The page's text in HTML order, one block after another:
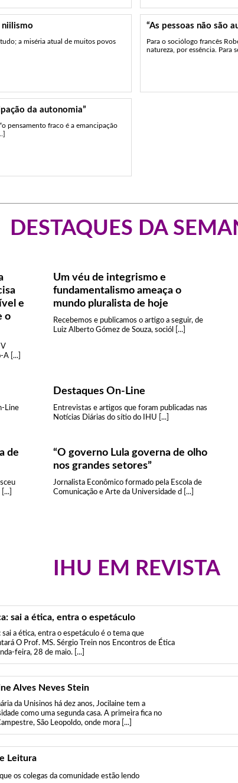
a miséria atual de muitos povos
“As pessoas não são
Para o sociólogo francês
natureza, por essência. Para
da autonomia”
pensamento fraco é a emancipação
DESTAQUES DA
e
o
[...]
Um véu de integrismo e
fundamentalismo ameaça o
mundo pluralista de hoje
Recebemos e publicamos o artigo a seguir, de
Luiz Alberto Gómez de Souza, sociól [...]
Line
Destaques On-Line
Entrevistas e artigos que foram publicadas nas
Notícias Diárias do sítio do IHU [...]
de
“O governo Lula governa de olho
nos grandes setores”
Jornalista Econômico formado pela Escola de
Comunicação e Arte da Universidade d [...]
IHU EM REVISTA
sai a ética, entra o espetáculo
sai a ética, entra o espetáculo é o tema que
O Prof. MS. Sérgio Trein nos Encontros de Ética
feira, 28 de maio. [...]
Alves Neves Stein
da Unisinos há dez anos, Jocilaine tem a
como uma segunda casa. A primeira fica no
São Leopoldo, onde mora [...]
Leitura
os colegas da comunidade estão lendo